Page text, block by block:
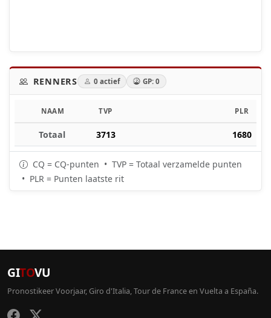
RENNERS 0 actief GP: 0
NAAM TVP PLR
Totaal 3713 1680
CQ = CQ-punten • TVP = Totaal verzamelde punten
• PLR = Punten laatste rit
GITOVU
Pronostikeer Voorjaar, Giro d'Italia, Tour de France en Vuelta a España.